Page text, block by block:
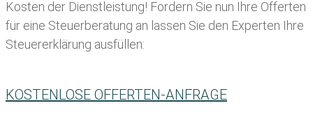
Kosten der Dienstleistung! Fordern Sie nun Ihre Offerten
für eine Steuerberatung an lassen Sie den Experten Ihre
Steuererklärung ausfüllen:
KOSTENLOSE OFFERTEN-ANFRAGE